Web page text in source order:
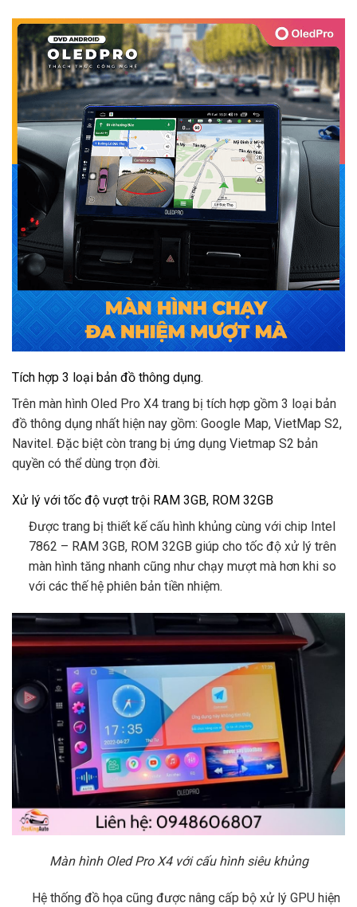
Tích hợp 3 loại bản đồ thông dụng.
Trên màn hình Oled Pro X4 trang bị tích hợp gồm 3 loại bản
đồ thông dụng nhất hiện nay gồm: Google Map, VietMap S2,
Navitel. Đặc biệt còn trang bị ứng dụng Vietmap S2 bản
quyền có thể dùng trọn đời.
Xử lý với tốc độ vượt trội RAM 3GB, ROM 32GB
Được trang bị thiết kế cấu hình khủng cùng với chip Intel
7862 – RAM 3GB, ROM 32GB giúp cho tốc độ xử lý trên
màn hình tăng nhanh cũng như chạy mượt mà hơn khi so
với các thế hệ phiên bản tiền nhiệm.
Màn hình Oled Pro X4 với cấu hình siêu khủng
Hệ thống đồ họa cũng được nâng cấp bộ xử lý GPU hiện